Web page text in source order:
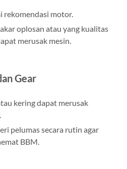
rekomendasi motor.
oplosan atau yang kualitas
merusak mesin.
Gear
kering dapat merusak
pelumas secara rutin agar
BBM.